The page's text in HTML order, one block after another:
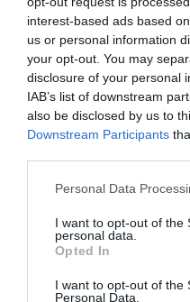
interest-based ads based
us or personal information
your opt-out. You may
disclosure of your personal
IAB’s list of downstream
also be disclosed by us to
Downstream Participants
Personal Data
I want to opt-out of the
personal data.
Opted In
I want to opt-out of the
Personal Data.